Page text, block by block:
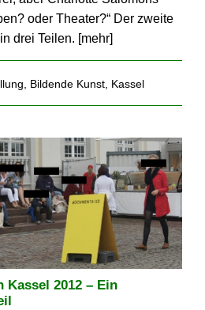
oder Theater?“ Der zweite
drei Teilen. [mehr]
Bildende Kunst, Kassel
Kassel 2012 – Ein